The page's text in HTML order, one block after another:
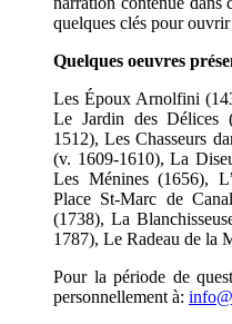
quelques clés pour
Quelques oeuvres
Les Époux Arnolfini
Le Jardin des Délices
1512), Les Chasseurs
(v. 1609-1610), La
Les Ménines (1656),
Place St-Marc de
(1738), La
1787), Le Radeau de la
Pour la période de
personnellement à: